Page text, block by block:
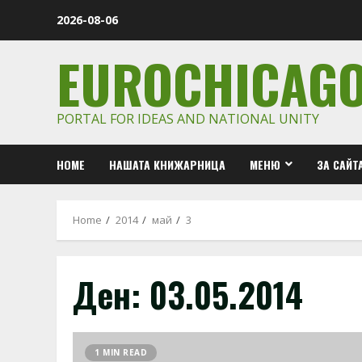
2026-08-06
PORTAL FOR IDEAS AND NATIONAL UNITY
HOME НАШАТА КНИЖАРНИЦА МЕНЮ ЗА
Home 2014 май 3
Ден: 03.05.2014
1 MIN READ